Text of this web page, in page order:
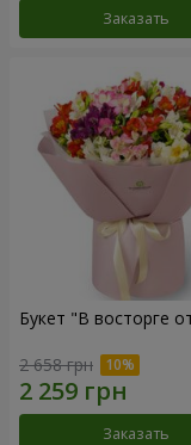
Заказать
Букет "В восторге
2 658 грн
Заказать